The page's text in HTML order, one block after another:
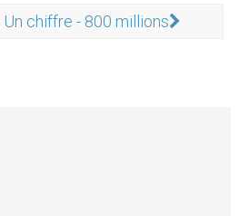
Un chiffre - 800 millions